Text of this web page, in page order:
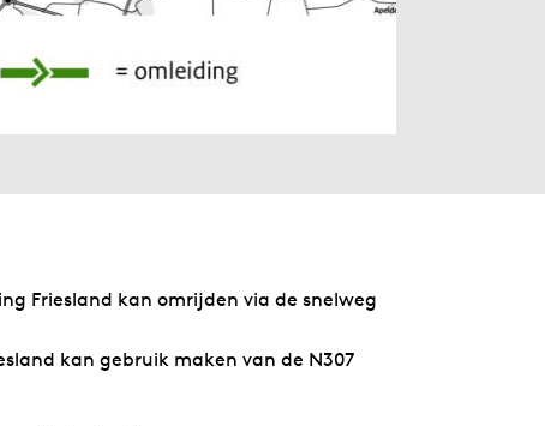
Friesland kan omrijden via de snelweg
kan gebruik maken van de N307